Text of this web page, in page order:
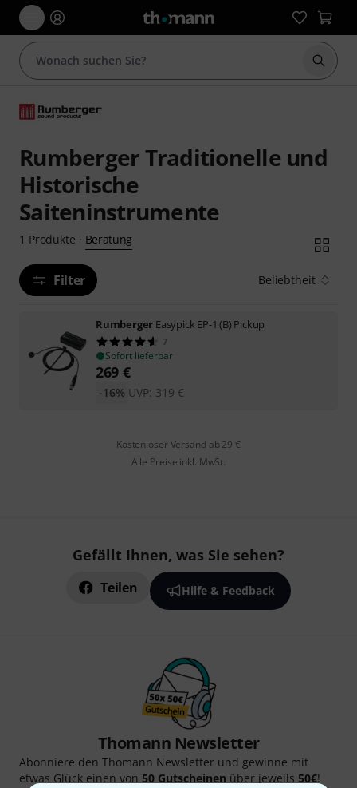
Suche
Rumberger Traditionelle und
Historische
Saiteninstrumente
1 Produkte · Beratung
Filter Beliebtheit
Rumberger Easypick EP-1 (B) Pickup
7
Sofort lieferbar
269 €
UVP: 319 €
-16%
Kostenloser Versand ab 29 €
Alle Preise inkl. MwSt.
Gefällt Ihnen, was Sie sehen?
Teilen Hilfe & Feedback
Thomann Newsletter
Abonniere den Thomann Newsletter und gewinne mit
etwas Glück einen von 50 Gutscheinen über jeweils 50€!